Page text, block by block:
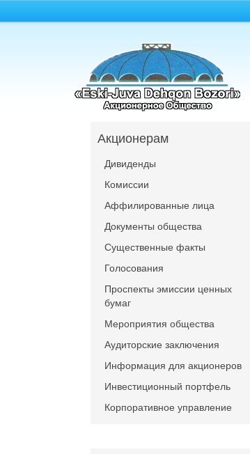
Акционерам
Дивиденды
Комиссии
Аффилированные лица
Документы общества
Существенные факты
Голосования
Проспекты эмиссии ценных
бумаг
Мероприятия общества
Аудиторские заключения
Информация для акционеров
Инвестиционный портфель
Корпоративное управление